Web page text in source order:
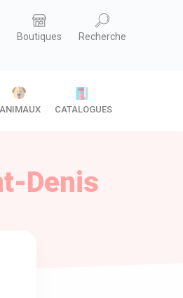
Boutiques Recherche
ANIMAUX CATALOGUES
Denis